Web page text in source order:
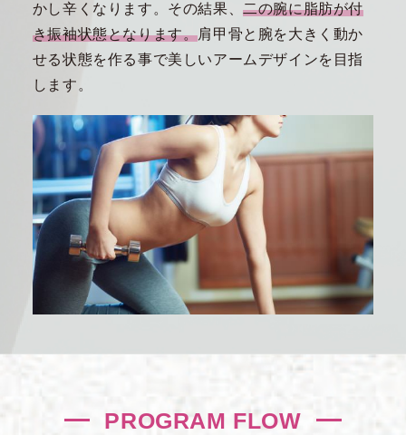
かし辛くなります。その結果、二の腕に脂肪が付
き振袖状態となります。肩甲骨と腕を大きく動か
せる状態を作る事で美しいアームデザインを目指
します。
PROGRAM FLOW